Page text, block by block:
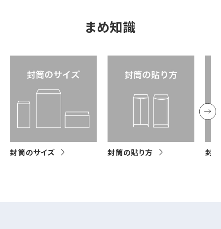
まめ知識
封筒のサイズ 封筒の貼り方 封